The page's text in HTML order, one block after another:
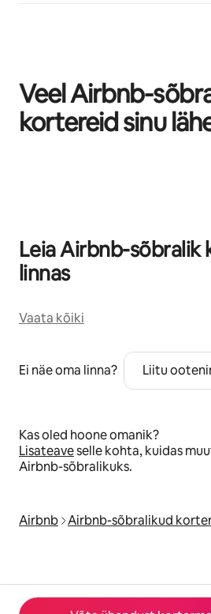
Veel Airbnb-
kortereid sinu
Leia Airbnb-sõbralik
linnas
Vaata kõiki
Ei näe oma linna? Liitu
Kas oled hoone omanik?
Lisateaveselle kohta, kuidas
Airbnb-sõbralikuks.
Airbnb Airbnb-sõbralikud